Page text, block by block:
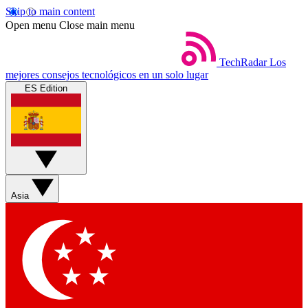
Skip to main content
Open menu Close main menu
TechRadar Los
mejores consejos tecnológicos en un solo lugar
ES Edition
Asia